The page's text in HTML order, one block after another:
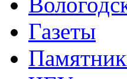
Газеты